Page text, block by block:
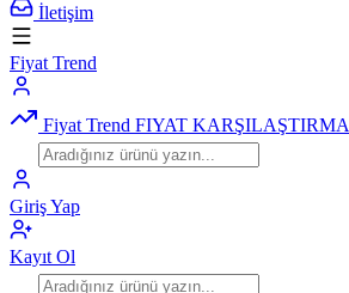
İletişim
Fiyat Trend
Fiyat Trend FIYAT KARŞILAŞTIRMA
Giriş Yap
Kayıt Ol